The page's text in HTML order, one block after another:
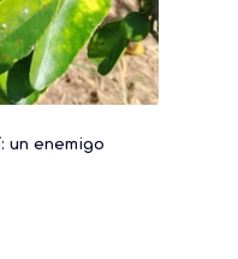
un enemigo